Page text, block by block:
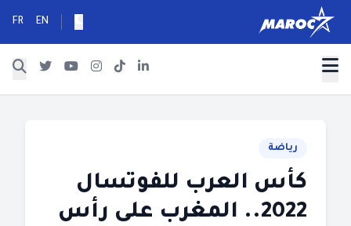
EN
FR
رياضة
كأس العرب للفوتسال
2022.. المغرب على رأس